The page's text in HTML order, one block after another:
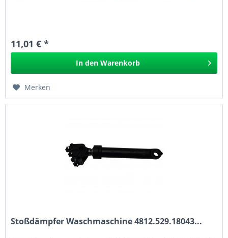
11,01 € *
In den Warenkorb
Merken
Stoßdämpfer Waschmaschine 4812.529.18043...